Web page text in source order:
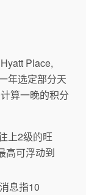
Place,
年选定部分天
算一晚的积分
上2级的旺
高可浮动到
息指10